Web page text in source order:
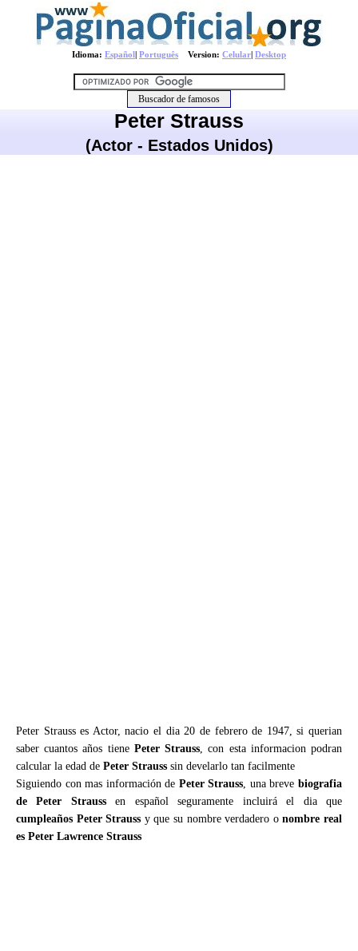
Idioma: Español| Português Version: Celular| Desktop
Peter Strauss
(Actor - Estados Unidos)
Peter Strauss es Actor, nacio el dia 20 de febrero de 1947, si querian
saber cuantos años tiene Peter Strauss, con esta informacion podran
calcular la edad de Peter Strauss sin develarlo tan facilmente
Siguiendo con mas información de Peter Strauss, una brevebiografia
de Peter Straussen español seguramente incluirá el dia que
cumpleaños Peter Strauss y que su nombre verdadero onombre real
es Peter Lawrence Strauss